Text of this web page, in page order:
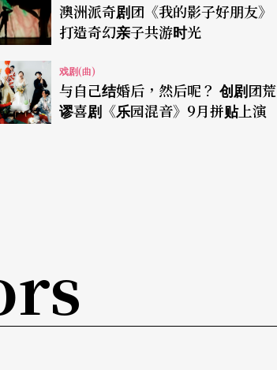
澳洲派奇剧团《我的影子好朋友》
打造奇幻亲子共游时光
戏剧(曲)
与自己结婚后，然后呢？ 创剧团荒
谬喜剧《乐园混音》9月拼贴上演